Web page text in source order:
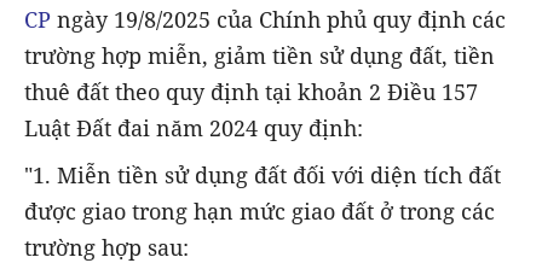
CP ngày 19/8/2025 của Chính phủ quy định các
trường hợp miễn, giảm tiền sử dụng đất, tiền
thuê đất theo quy định tại khoản 2 Điều 157
Luật Đất đai năm 2024 quy định:
"1. Miễn tiền sử dụng đất đối với diện tích đất
được giao trong hạn mức giao đất ở trong các
trường hợp sau: